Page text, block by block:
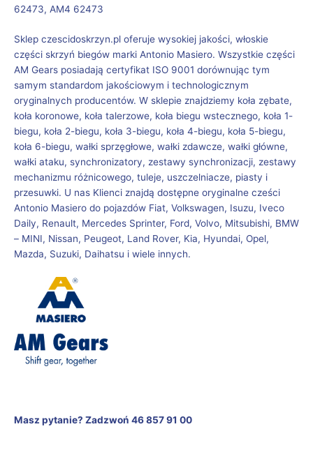
62473, AM4 62473
Sklep czescidoskrzyn.pl oferuje wysokiej jakości, włoskie
części skrzyń biegów marki Antonio Masiero. Wszystkie części
AM Gears posiadają certyfikat ISO 9001 dorównując tym
samym standardom jakościowym i technologicznym
oryginalnych producentów. W sklepie znajdziemy koła zębate,
koła koronowe, koła talerzowe, koła biegu wstecznego, koła 1-
biegu, koła 2-biegu, koła 3-biegu, koła 4-biegu, koła 5-biegu,
koła 6-biegu, wałki sprzęgłowe, wałki zdawcze, wałki główne,
wałki ataku, synchronizatory, zestawy synchronizacji, zestawy
mechanizmu różnicowego, tuleje, uszczelniacze, piasty i
przesuwki. U nas Klienci znajdą dostępne oryginalne cześci
Antonio Masiero do pojazdów Fiat, Volkswagen, Isuzu, Iveco
Daily, Renault, Mercedes Sprinter, Ford, Volvo, Mitsubishi, BMW
– MINI, Nissan, Peugeot, Land Rover, Kia, Hyundai, Opel,
Mazda, Suzuki, Daihatsu i wiele innych.
Masz pytanie? Zadzwoń 46 857 91 00